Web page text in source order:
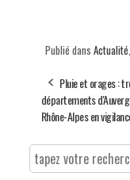
Publié dans Actualité
Pluie et orages :
départements
Rhône-Alpes en